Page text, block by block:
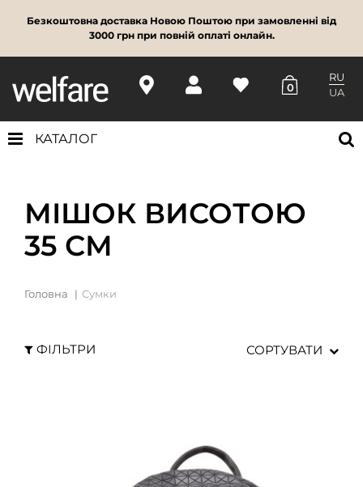
Безкоштовна доставка Новою Поштою при замовленні від
3000 грн при повній оплаті онлайн.
0
RU
UA
КАТАЛОГ
МІШОК ВИСОТОЮ
35 СМ
Головна Сумки
ФІЛЬТРИ СОРТУВАТИ